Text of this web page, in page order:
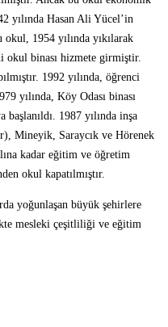
yılında Hasan Ali Yücel’in
okul, 1954 yılında yıkılarak
okul binası hizmete girmiştir.
1992 yılında, öğrenci
yılında, Köy Odası binası
1987 yılında inşa
Mineyik, Saraycık ve Hörenek
kadar eğitim ve öğretim
okul kapatılmıştır.
yoğunlaşan büyük şehirlere
mesleki çeşitliliği ve eğitim